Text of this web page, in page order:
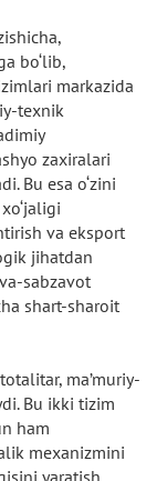
bo‘lib,
markazida
texnik
zaxiralari
Bu esa o‘zini
va eksport
jihatdan
sabzavot
shart-sharoit
ma’muriy-
Bu ikki tizim
ham
mexanizmini
yaratish